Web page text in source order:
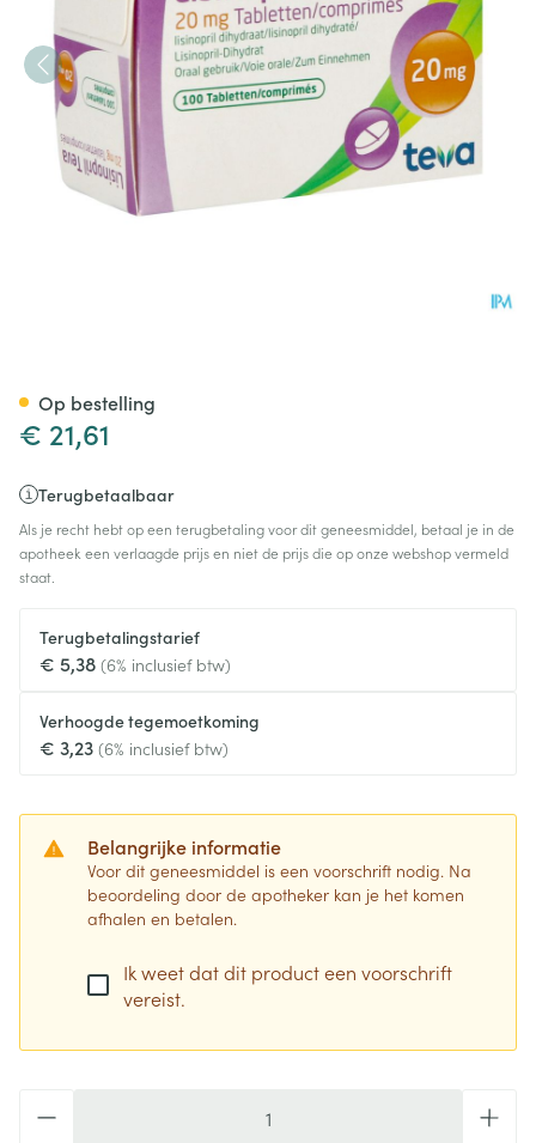
€ 21,61
Terugbetaalbaar
Als je recht hebt op een terugbetaling voor dit geneesmiddel, betaal je in de
apotheek een verlaagde prijs en niet de prijs die op onze webshop vermeld
staat.
Terugbetalingstarief
€ 5,38 (6% inclusief btw)
Verhoogde tegemoetkoming
€ 3,23 (6% inclusief btw)
Belangrijke informatie
Voor dit geneesmiddel is een voorschrift nodig. Na
beoordeling door de apotheker kan je het komen
afhalen en betalen.
Ik weet dat dit product een voorschrift
vereist.
Op bestelling